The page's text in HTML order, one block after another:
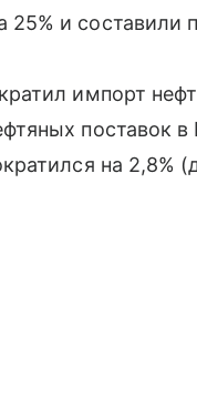
25% и составили
импорт
поставок
на 2,8%